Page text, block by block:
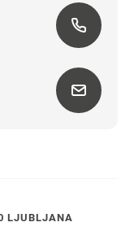
LJUBLJANA